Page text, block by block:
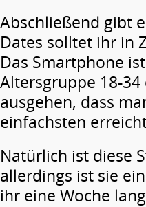
Abschließend gibt
Dates solltet ihr in
Das Smartphone
Altersgruppe 18-
ausgehen, dass
einfachsten
Natürlich ist diese
allerdings ist sie
ihr eine Woche